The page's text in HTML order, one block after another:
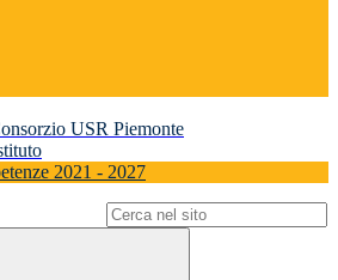
USR Piemonte
2021 - 2027